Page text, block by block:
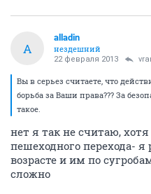
A
alladin
нездешний
22 февраля 2013
Вы в серьез считаете, что
борьба за Ваши права??? За
такое.
нет я так не считаю,
пешеходного перехода-
возрасте и им по
сложно